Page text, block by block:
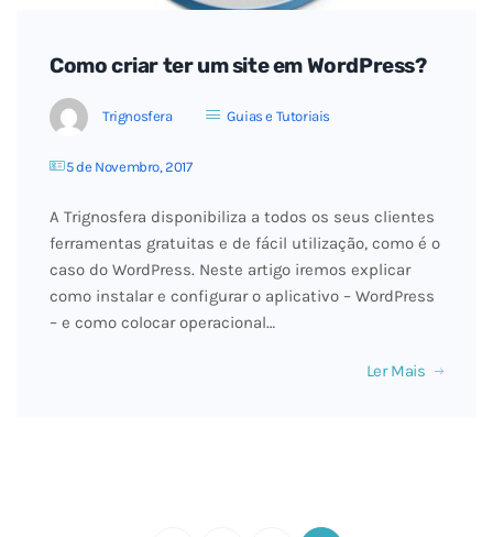
Como criar ter um site em WordPress?
Trignosfera Guias e Tutoriais
5 de Novembro, 2017
A Trignosfera disponibiliza a todos os seus clientes
ferramentas gratuitas e de fácil utilização, como é o
caso do WordPress. Neste artigo iremos explicar
como instalar e configurar o aplicativo – WordPress
– e como colocar operacional…
Ler Mais